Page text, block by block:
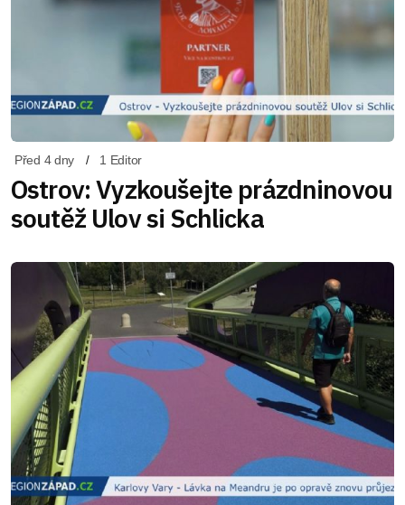
Před 4 dny 1 Editor
Ostrov: Vyzkoušejte prázdninovou
soutěž Ulov si Schlicka